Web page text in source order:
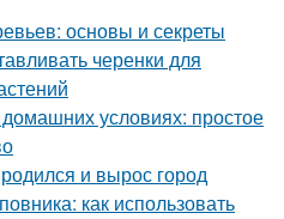
основы и секреты
черенки для
условиях: простое
и вырос город
как использовать